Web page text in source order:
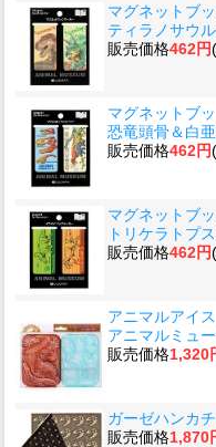
マグネットブ
ティラノサウ
販売価格462円
マグネットブ
恐竜頭骨＆白
販売価格462円
マグネットブ
トリケラトプ
販売価格462円
アニマルアイ
アニマルミュ
販売価格1,320
ガーゼハンカ
販売価格1,870